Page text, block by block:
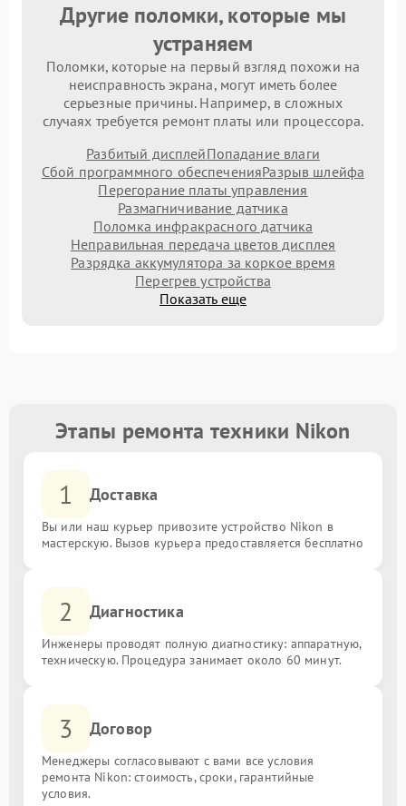
Другие поломки, которые мы
устраняем
Поломки, которые на первый взгляд похожи на
неисправность экрана, могут иметь более
серьезные причины. Например, в сложных
случаях требуется ремонт платы или процессора.
Разбитый дисплейПопадание влаги
Сбой программного обеспеченияРазрыв шлейфа
Перегорание платы управления
Размагничивание датчика
Поломка инфракрасного датчика
Неправильная передача цветов дисплея
Разрядка аккумулятора за коркое время
Перегрев устройства
Показать еще
Этапы ремонта техники Nikon
1 Доставка
Вы или наш курьер привозите устройство Nikon в
мастерскую. Вызов курьера предоставляется бесплатно
2 Диагностика
Инженеры проводят полную диагностику: аппаратную,
техническую. Процедура занимает около 60 минут.
3 Договор
Менеджеры согласовывают с вами все условия
ремонта Nikon: стоимость, сроки, гарантийные
условия.